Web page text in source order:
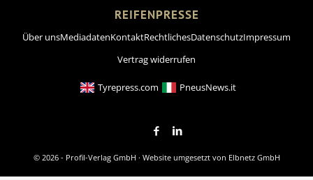
REIFENPRESSE
Über unsMediadatenKontaktRechtlichesDatenschutzImpressum
Vertrag widerrufen
Tyrepress.com PneusNews.it
© 2026 - Profil-Verlag GmbH · Website umgesetzt von Elbnetz GmbH